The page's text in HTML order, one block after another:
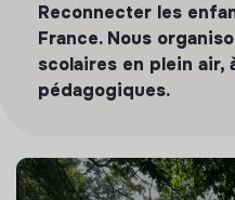
Reconnecter les
France. Nous
scolaires en plein air,
pédagogiques.